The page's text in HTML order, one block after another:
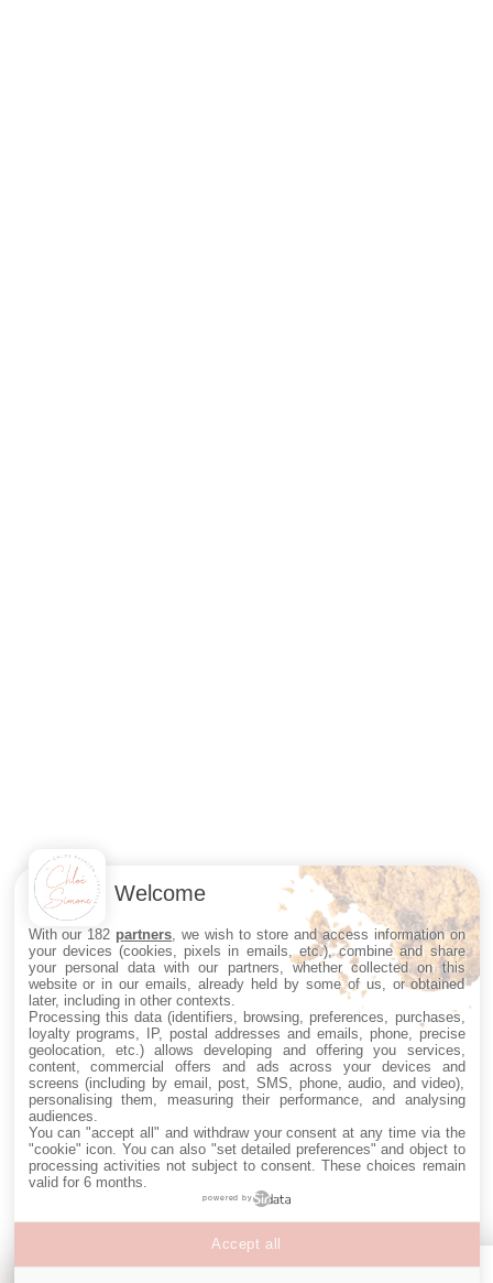
Welcome
With our 182 partners , we wish to store and access information on
your devices (cookies, pixels in emails, etc.), combine and share
your personal data with our partners, whether collected on this
website or in our emails, already held by some of us, or obtained
later, including in other contexts.
Processing this data (identifiers, browsing, preferences, purchases,
loyalty programs, IP, postal addresses and emails, phone, precise
geolocation, etc.) allows developing and offering you services,
content, commercial offers and ads across your devices and
screens (including by email, post, SMS, phone, audio, and video),
personalising them, measuring their performance, and analysing
audiences.
You can "accept all" and withdraw your consent at any time via the
"cookie" icon . You can also "set detailed preferences" and object to
processing activities not subject to consent. These choices remain
valid for 6 months.
powered by
Accept all